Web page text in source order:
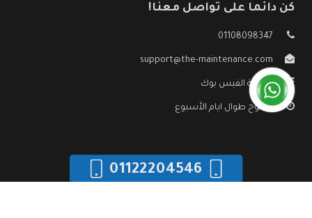
كن دائما على تواصل معنا!
01108098347
support@the-maintenance.com
صفحة الفيس بوك
مفتوح طوال ايام الأسبوع
01122204546